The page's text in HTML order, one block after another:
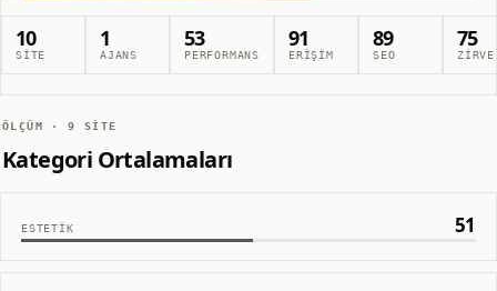
10
SITE
1
AJANS
53
PERFORMANS
91
ERIŞIM
89
SEO
75
ZIRVE
ÖLÇÜM ·9 SITE
Kategori Ortalamaları
ESTETIK 51